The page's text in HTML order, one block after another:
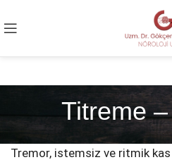
Titreme
Tremor, istemsiz ve ritmik